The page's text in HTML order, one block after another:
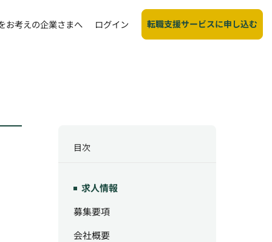
お考えの企業さまへ ログイン 転職支援サービスに申し込む
目次
求人情報
募集要項
会社概要